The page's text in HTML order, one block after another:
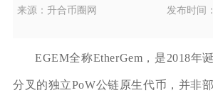
来源：升合币圈网 发布时间
EGEM全称EtherGem，是2018年
分叉的独立PoW公链原生代币，并非